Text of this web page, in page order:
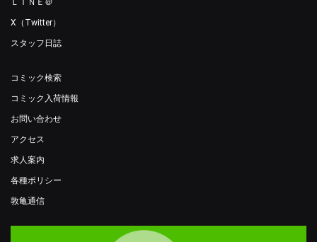
X（Twitter）
スタッフ日誌
コミック検索
コミック入荷情報
お問い合わせ
アクセス
求人案内
各種ポリシー
敦亀通信